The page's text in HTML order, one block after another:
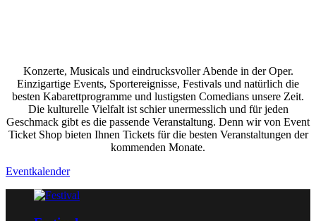
Konzerte, Musicals und eindrucksvoller Abende in der Oper.
Einzigartige Events, Sportereignisse, Festivals und natürlich die
besten Kabarettprogramme und lustigsten Comedians unsere Zeit.
Die kulturelle Vielfalt ist schier unermesslich und für jeden
Geschmack gibt es die passende Veranstaltung. Denn wir von Event
Ticket Shop bieten Ihnen Tickets für die besten Veranstaltungen der
kommenden Monate.
Eventkalender